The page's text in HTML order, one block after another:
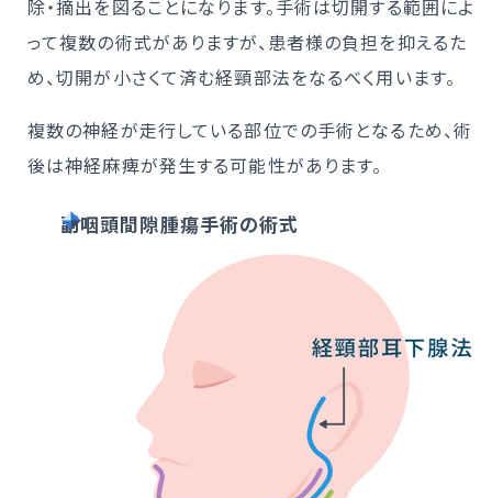
除・摘出を図ることになります。手術は切開する範囲によ
って複数の術式がありますが、患者様の負担を抑えるた
め、切開が小さくて済む経頸部法をなるべく用います。
複数の神経が走行している部位での手術となるため、術
後は神経麻痺が発生する可能性があります。
副咽頭間隙腫瘍手術の術式